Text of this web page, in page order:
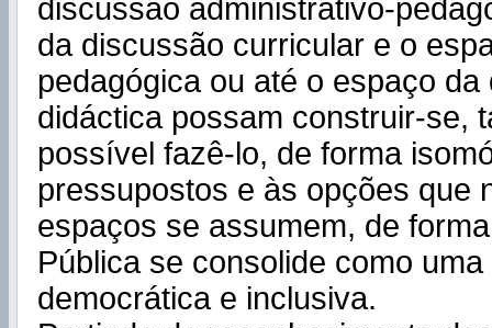
discussão administrativo-
da discussão curricular e o
pedagógica ou até o espaço da
didáctica possam construir-se,
possível fazê-lo, de forma
pressupostos e às opções que
espaços se assumem, de
Pública se consolide como
democrática e inclusiva.